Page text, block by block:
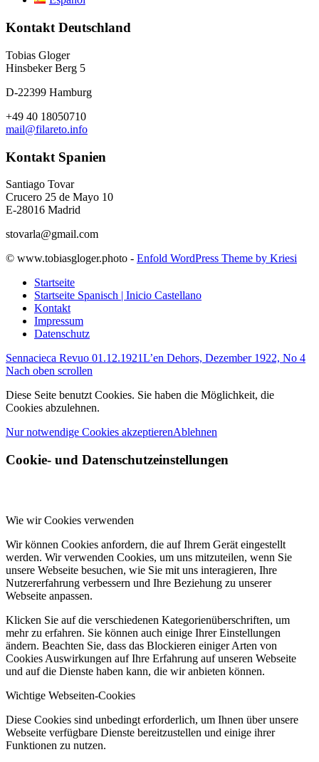
Kontakt Deutschland
Tobias Gloger
Hinsbeker Berg 5
D-22399 Hamburg
+49 40 18050710
mail@filareto.info
Kontakt Spanien
Santiago Tovar
Crucero 25 de Mayo 10
E-28016 Madrid
stovarla@gmail.com
© www.tobiasgloger.photo - Enfold WordPress Theme by Kriesi
Startseite
Startseite Spanisch | Inicio Castellano
Kontakt
Impressum
Datenschutz
Sennacieca Revuo 01.12.1921L’en Dehors, Dezember 1922, No 4
Nach oben scrollen
Diese Seite benutzt Cookies. Sie haben die Möglichkeit, die
Cookies abzulehnen.
Nur notwendige Cookies akzeptierenAblehnen
Cookie- und Datenschutzeinstellungen
Wie wir Cookies verwenden
Wir können Cookies anfordern, die auf Ihrem Gerät eingestellt
werden. Wir verwenden Cookies, um uns mitzuteilen, wenn Sie
unsere Webseite besuchen, wie Sie mit uns interagieren, Ihre
Nutzererfahrung verbessern und Ihre Beziehung zu unserer
Webseite anpassen.
Klicken Sie auf die verschiedenen Kategorienüberschriften, um
mehr zu erfahren. Sie können auch einige Ihrer Einstellungen
ändern. Beachten Sie, dass das Blockieren einiger Arten von
Cookies Auswirkungen auf Ihre Erfahrung auf unseren Webseite
und auf die Dienste haben kann, die wir anbieten können.
Wichtige Webseiten-Cookies
Diese Cookies sind unbedingt erforderlich, um Ihnen über unsere
Webseite verfügbare Dienste bereitzustellen und einige ihrer
Funktionen zu nutzen.